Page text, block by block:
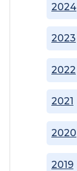
2019
2020
2021
2022
2023
2024